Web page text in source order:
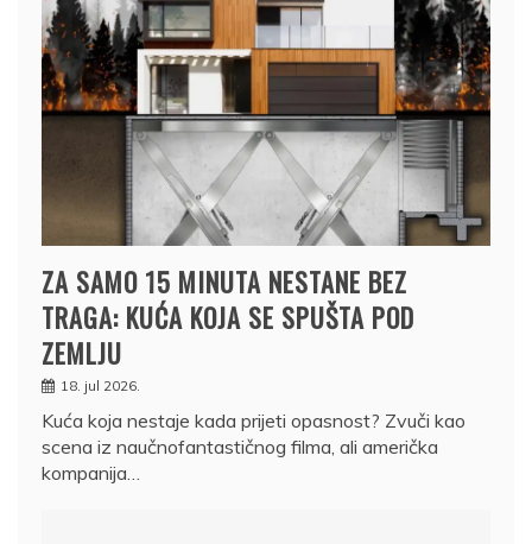
ZA SAMO 15 MINUTA NESTANE BEZ
TRAGA: KUĆA KOJA SE SPUŠTA POD
ZEMLJU
18. jul 2026.
Kuća koja nestaje kada prijeti opasnost? Zvuči kao
scena iz naučnofantastičnog filma, ali američka
kompanija…